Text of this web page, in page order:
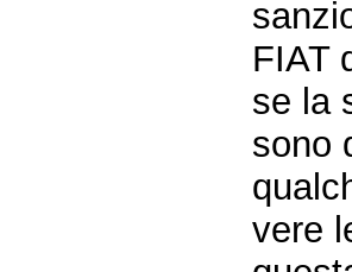
FIAT
se la
sono
vere